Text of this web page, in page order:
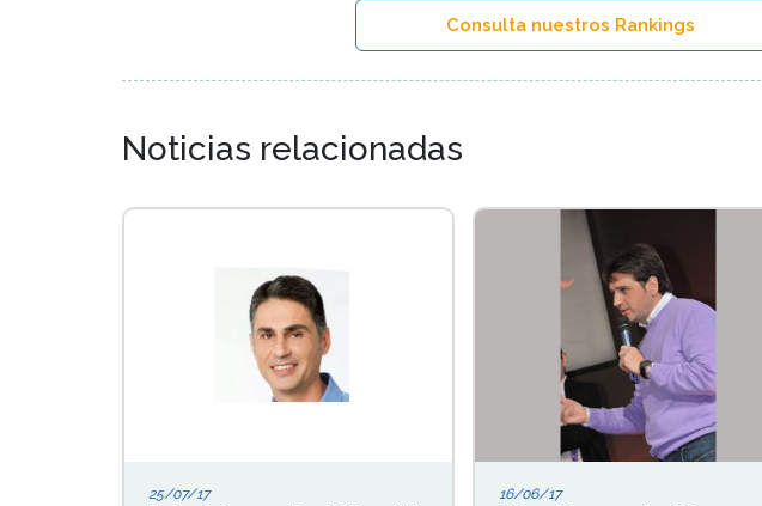
Consulta nuestros Rankings
Noticias relacionadas
25/07/17 16/06/17